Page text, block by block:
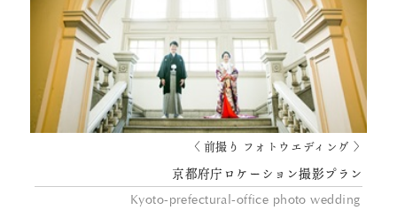
〈 前撮り フォトウエディング 〉
京都府庁ロケーション撮影プラン
Kyoto-prefectural-office photo wedding